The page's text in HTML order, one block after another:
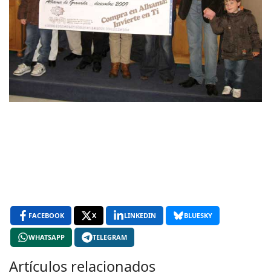
FACEBOOK X LINKEDIN BLUESKY
WHATSAPP TELEGRAM
Artículos relacionados